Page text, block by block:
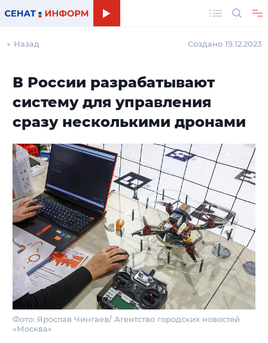
← Назад Создано 19.12.2023
В России разрабатывают
систему для управления
сразу несколькими дронами
Фото: Ярослав Чингаев/ Агентство городских новостей
«Москва»